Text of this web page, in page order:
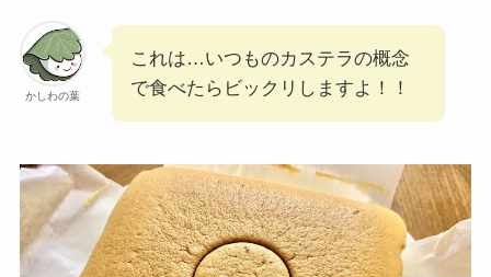
かしわの葉
これは…いつものカステラの概念
で食べたらビックリしますよ！！